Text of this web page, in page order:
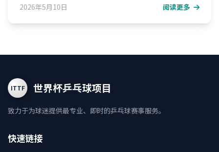
2026年5月10日
阅读更多
ITTF 世界杯乒乓球项目
致力于为球迷提供最专业、即时的乒乓球赛事服务。
快速链接